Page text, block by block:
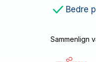
Bedre
Sammenlign